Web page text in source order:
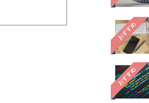
おすすめ
おすすめ